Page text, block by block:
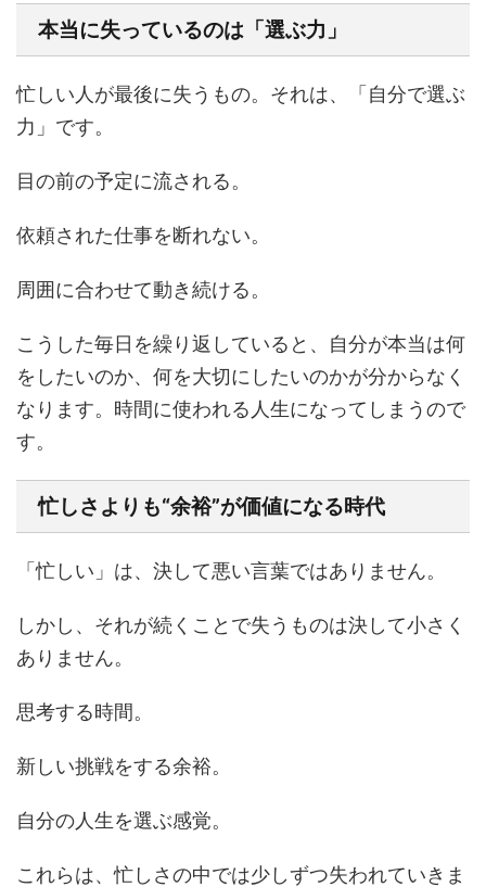
本当に失っているのは「選ぶ力」
忙しい人が最後に失うもの。それは、「自分で選ぶ
力」です。
目の前の予定に流される。
依頼された仕事を断れない。
周囲に合わせて動き続ける。
こうした毎日を繰り返していると、自分が本当は何
をしたいのか、何を大切にしたいのかが分からなく
なります。時間に使われる人生になってしまうので
す。
忙しさよりも“余裕”が価値になる時代
「忙しい」は、決して悪い言葉ではありません。
しかし、それが続くことで失うものは決して小さく
ありません。
思考する時間。
新しい挑戦をする余裕。
自分の人生を選ぶ感覚。
これらは、忙しさの中では少しずつ失われていきま